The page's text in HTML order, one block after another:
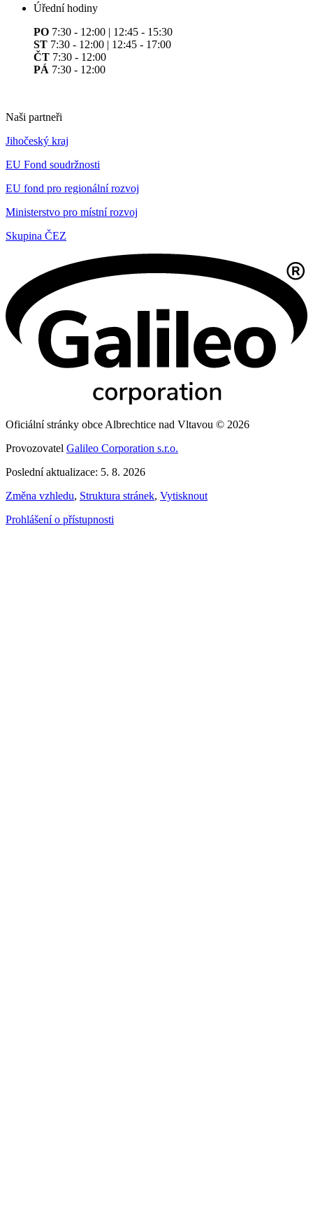
Úřední hodiny
PO 7:30 - 12:00 | 12:45 - 15:30
ST 7:30 - 12:00 | 12:45 - 17:00
ČT 7:30 - 12:00
PÁ 7:30 - 12:00
Naši partneři
Jihočeský kraj
EU Fond soudržnosti
EU fond pro regionální rozvoj
Ministerstvo pro místní rozvoj
Skupina ČEZ
Oficiální stránky obce Albrechtice nad Vltavou © 2026
Provozovatel Galileo Corporation s.r.o.
Poslední aktualizace: 5. 8. 2026
Změna vzhledu, Struktura stránek, Vytisknout
Prohlášení o přístupnosti